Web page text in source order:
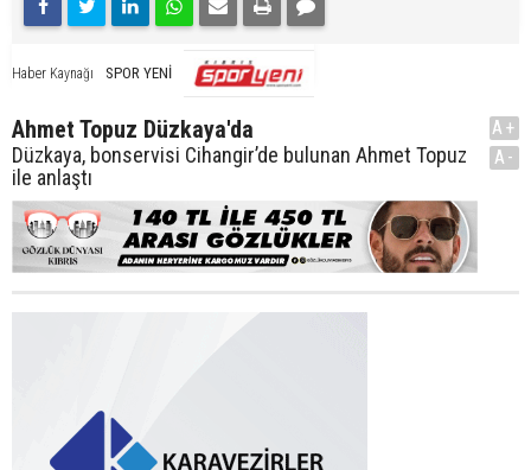
Haber Kaynağı SPOR YENİ
Ahmet Topuz Düzkaya'da
Düzkaya, bonservisi Cihangir’de bulunan Ahmet Topuz
ile anlaştı
A+
A-